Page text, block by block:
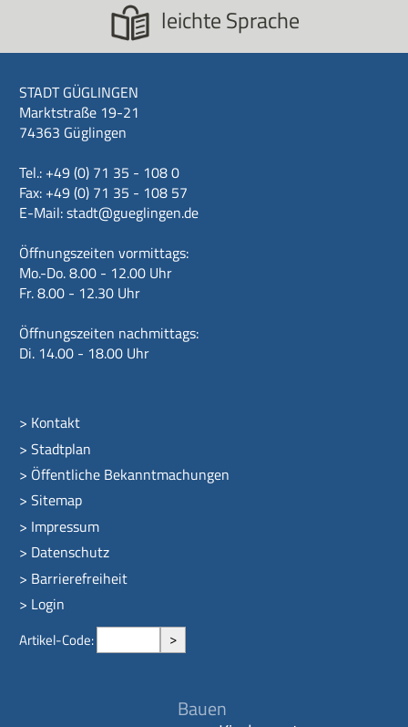
leichte Sprache
STADT GÜGLINGEN
Marktstraße 19-21
74363 Güglingen
Tel.: +49 (0) 71 35 - 108 0
Fax: +49 (0) 71 35 - 108 57
E-Mail:stadt@gueglingen.de
Öffnungszeiten vormittags:
Mo.-Do. 8.00 - 12.00 Uhr
Fr. 8.00 - 12.30 Uhr
Öffnungszeiten nachmittags:
Di. 14.00 - 18.00 Uhr
> Kontakt
> Stadtplan
> Öffentliche Bekanntmachungen
> Sitemap
> Impressum
> Datenschutz
> Barrierefreiheit
> Login
Artikel-Code: >
Bauen